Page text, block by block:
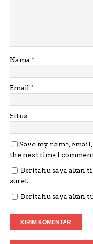
Nama *
Email *
Situs
Save my name,
the next time I
Beritahu saya akan
surel.
Beritahu saya akan